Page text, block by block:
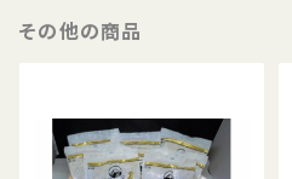
その他の商品